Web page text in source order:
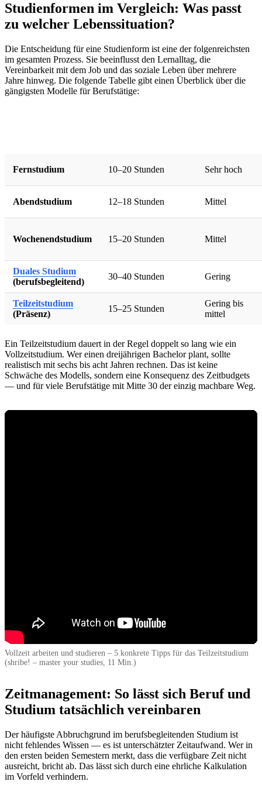
Studienformen im Vergleich: Was passt
zu welcher Lebenssituation?
Die Entscheidung für eine Studienform ist eine der folgenreichsten
im gesamten Prozess. Sie beeinflusst den Lernalltag, die
Vereinbarkeit mit dem Job und das soziale Leben über mehrere
Jahre hinweg. Die folgende Tabelle gibt einen Überblick über die
gängigsten Modelle für Berufstätige:
Fernstudium 10–20 Stunden Sehr hoch
Abendstudium 12–18 Stunden Mittel
Wochenendstudium 15–20 Stunden Mittel
Duales Studium
(berufsbegleitend)
30–40 Stunden Gering
Teilzeitstudium
(Präsenz)
15–25 Stunden
Gering bis
mittel
Ein Teilzeitstudium dauert in der Regel doppelt so lang wie ein
Vollzeitstudium. Wer einen dreijährigen Bachelor plant, sollte
realistisch mit sechs bis acht Jahren rechnen. Das ist keine
Schwäche des Modells, sondern eine Konsequenz des Zeitbudgets
— und für viele Berufstätige mit Mitte 30 der einzig machbare Weg.
Vollzeit arbeiten und studieren – 5 konkrete Tipps für das Teilzeitstudium
(shribe! – master your studies, 11 Min.)
Zeitmanagement: So lässt sich Beruf und
Studium tatsächlich vereinbaren
Der häufigste Abbruchgrund im berufsbegleitenden Studium ist
nicht fehlendes Wissen — es ist unterschätzter Zeitaufwand. Wer in
den ersten beiden Semestern merkt, dass die verfügbare Zeit nicht
ausreicht, bricht ab. Das lässt sich durch eine ehrliche Kalkulation
im Vorfeld verhindern.